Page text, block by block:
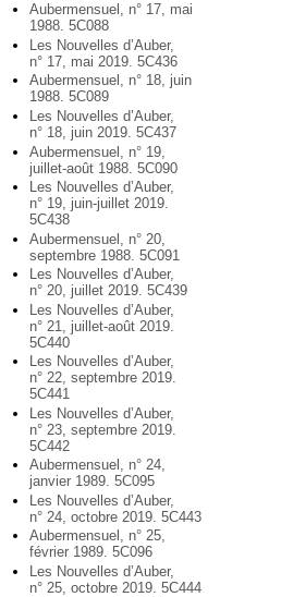
Aubermensuel, n° 17, mai
1988. 5C088
Les Nouvelles d’Auber,
n° 17, mai 2019. 5C436
Aubermensuel, n° 18, juin
1988. 5C089
Les Nouvelles d’Auber,
n° 18, juin 2019. 5C437
Aubermensuel, n° 19,
juillet-août 1988. 5C090
Les Nouvelles d’Auber,
n° 19, juin-juillet 2019.
5C438
Aubermensuel, n° 20,
septembre 1988. 5C091
Les Nouvelles d’Auber,
n° 20, juillet 2019. 5C439
Les Nouvelles d’Auber,
n° 21, juillet-août 2019.
5C440
Les Nouvelles d’Auber,
n° 22, septembre 2019.
5C441
Les Nouvelles d’Auber,
n° 23, septembre 2019.
5C442
Aubermensuel, n° 24,
janvier 1989. 5C095
Les Nouvelles d’Auber,
n° 24, octobre 2019. 5C443
Aubermensuel, n° 25,
février 1989. 5C096
Les Nouvelles d’Auber,
n° 25, octobre 2019. 5C444